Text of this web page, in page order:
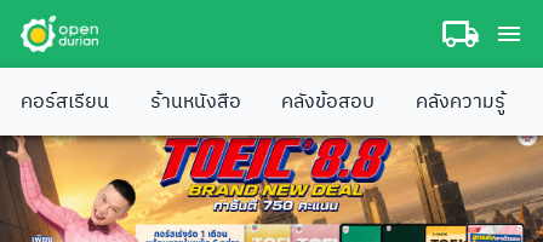
คอร์สเรียน ร้านหนังสือ คลังข้อสอบ คลังความรู้